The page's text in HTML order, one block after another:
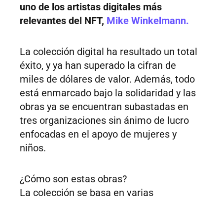
uno de los artistas digitales más
relevantes del NFT, Mike Winkelmann.
La colección digital ha resultado un total
éxito, y ya han superado la cifran de
miles de dólares de valor. Además, todo
está enmarcado bajo la solidaridad y las
obras ya se encuentran subastadas en
tres organizaciones sin ánimo de lucro
enfocadas en el apoyo de mujeres y
niños.
¿Cómo son estas obras?
La colección se basa en varias